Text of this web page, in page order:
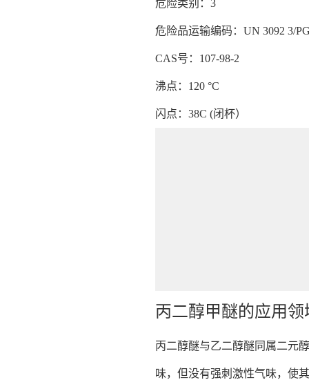
危险类别：3
危险品运输编码：UN 3092 3/
CAS号：107-98-2
沸点：120 °C
闪点：38C (闭杯）
丙二醇甲醚的应用领
丙二醇醚与乙二醇醚同属二元
味，但没有强刺激性气味，使